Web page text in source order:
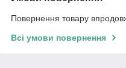
Повернення товару
Всі умови повернення